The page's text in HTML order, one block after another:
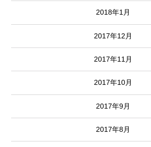
2018年1月
2017年12月
2017年11月
2017年10月
2017年9月
2017年8月